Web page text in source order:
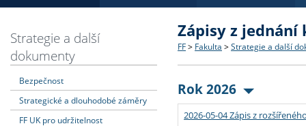
Dozvědět se více
Struktura a historie
Strategie a další
Podpora a benefity pro
Podat přihlášku
Co studovat a jak se
Učitelské studijní
Informace k průběhu
Dozvědět se více
Bakalářské a magisterské
Doktorské studium
Rigorózní řízení
Dozvědět se více
O vědě a výzkumu na FF
Akademické kvalifikace
Granty a projekty
Dozvědět se více
Aktuální nabídky a
Vyjíždějící studenti
Přijíždějící studenti
Strategie a další
dokumenty
Bezpečnost
Strategické a dlouhodobé záměry
FF UK pro udržitelnost
Zápisy z jednání
FF > Fakulta > Strategie a další
Rok 2026
2026-05-04 Zápis z